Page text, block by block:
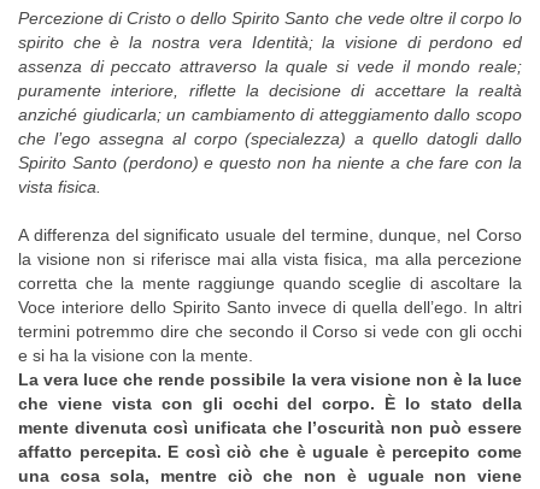
Percezione di Cristo o dello Spirito Santo che vede oltre il corpo lo
spirito che è la nostra vera Identità; la visione di perdono ed
assenza di peccato attraverso la quale si vede il mondo reale;
puramente interiore, riflette la decisione di accettare la realtà
anziché giudicarla; un cambiamento di atteggiamento dallo scopo
che l’ego assegna al corpo (specialezza) a quello datogli dallo
Spirito Santo (perdono) e questo non ha niente a che fare con la
vista fisica.
A differenza del significato usuale del termine, dunque, nel Corso
la visione non si riferisce mai alla vista fisica, ma alla percezione
corretta che la mente raggiunge quando sceglie di ascoltare la
Voce interiore dello Spirito Santo invece di quella dell’ego. In altri
termini potremmo dire che secondo il Corso si vede con gli occhi
e si ha la visione con la mente.
La vera luce che rende possibile la vera visione non è la luce
che viene vista con gli occhi del corpo. È lo stato della
mente divenuta così unificata che l’oscurità non può essere
affatto percepita. E così ciò che è uguale è percepito come
una cosa sola, mentre ciò che non è uguale non viene